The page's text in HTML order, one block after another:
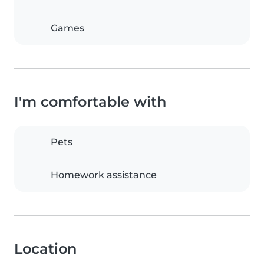
Games
I'm comfortable with
Pets
Homework assistance
Location